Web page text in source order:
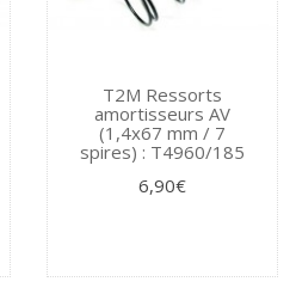
T2M Ressorts
amortisseurs AV
(1,4x67 mm / 7
spires) : T4960/185
6,90€